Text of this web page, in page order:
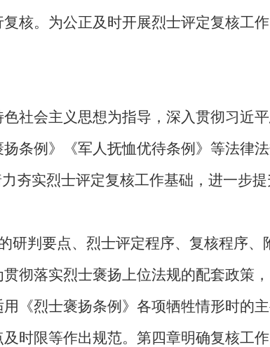
核。为公正及时开展烈士评定复核工
社会主义思想为指导，深入贯彻习近
条例》《军人抚恤优待条例》等法律
夯实烈士评定复核工作基础，进一步提
研判要点、烈士评定程序、复核程序、
彻落实烈士褒扬上位法规的配套政策
《烈士褒扬条例》各项牺牲情形时的
时限等作出规范。第四章明确复核工